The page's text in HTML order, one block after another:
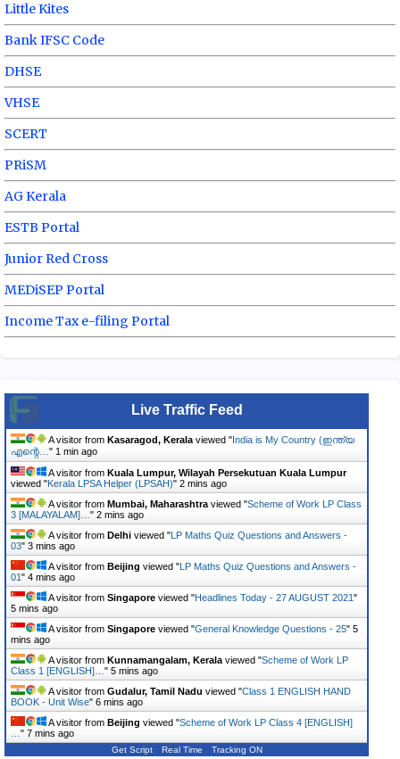
Little Kites
Bank IFSC Code
DHSE
VHSE
SCERT
PRiSM
AG Kerala
ESTB Portal
Junior Red Cross
MEDiSEP Portal
Income Tax e-filing Portal
Live Traffic Feed
A visitor from Kasaragod, Kerala viewed "India is My Country (ഇന്ത്യ
എന്റെ… " 1 min ago
A visitor from Kuala Lumpur, Wilayah Persekutuan Kuala Lumpur
viewed "Kerala LPSA Helper (LPSAH)" 2 mins ago
A visitor from Mumbai, Maharashtra viewed "Scheme of Work LP Class
3 [MALAYALAM]… " 2 mins ago
A visitor from Delhi viewed "LP Maths Quiz Questions and Answers -
03" 3 mins ago
A visitor from Beijing viewed "LP Maths Quiz Questions and Answers -
01" 4 mins ago
A visitor from Singapore viewed "Headlines Today - 27 AUGUST 2021"
5 mins ago
A visitor from Singapore viewed "General Knowledge Questions - 25" 5
mins ago
A visitor from Kunnamangalam, Kerala viewed "Scheme of Work LP
Class 1 [ENGLISH]… " 5 mins ago
A visitor from Gudalur, Tamil Nadu viewed "Class 1 ENGLISH HAND
BOOK - Unit Wise" 6 mins ago
A visitor from Beijing viewed "Scheme of Work LP Class 4 [ENGLISH]
" 7 mins ago
Get Script Real Time Tracking ON